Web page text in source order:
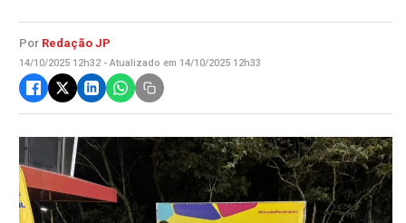
Por Redação JP
14/10/2025 12h32 - Atualizado em 14/10/2025 12h33